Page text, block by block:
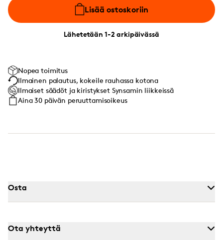
Lisää ostoskoriin
Lähetetään 1-2 arkipäivässä
Nopea toimitus
Ilmainen palautus, kokeile rauhassa kotona
Ilmaiset säädöt ja kiristykset Synsamin liikkeissä
Aina 30 päivän peruuttamisoikeus
Osta
Ota yhteyttä